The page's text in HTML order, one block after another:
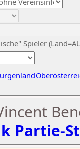
Spieler
Partie-